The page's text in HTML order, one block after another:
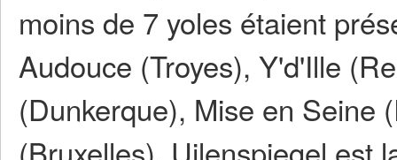
moins de 7 yoles étaient
Audouce (Troyes), Y'd'Ille
(Dunkerque), Mise en Seine
(Bruxelles). Uilenspiegel est